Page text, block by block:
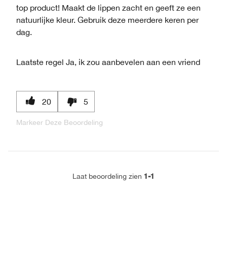
top product! Maakt de lippen zacht en geeft ze een
natuurlijke kleur. Gebruik deze meerdere keren per
dag.
Laatste regel Ja, ik zou aanbevelen aan een vriend
20 5
Markeer Deze Beoordeling
Laat beoordeling zien 1-1